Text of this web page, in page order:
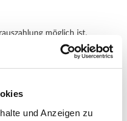
und Anzeigen zu
möglich ist.
entfallen für Sie